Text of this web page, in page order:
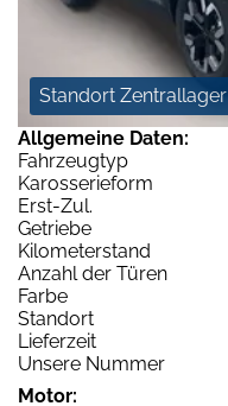
Standort Zentrallager
Allgemeine Daten:
Fahrzeugtyp
Karosserieform
Erst-Zul.
Getriebe
Kilometerstand
Anzahl der Türen
Farbe
Standort
Lieferzeit
Unsere Nummer
Motor: